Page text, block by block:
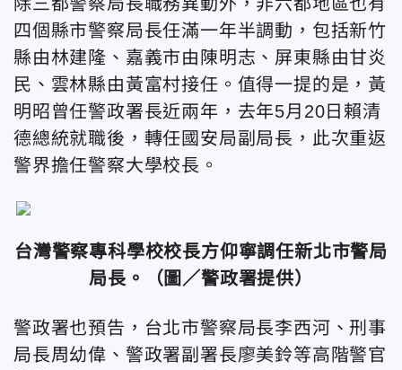
四個縣市警察局長任滿一年半調動，包括新竹
縣由林建隆、嘉義市由陳明志、屏東縣由甘炎
民、雲林縣由黃富村接任。值得一提的是，黃
明昭曾任警政署長近兩年，去年5月20日賴清
德總統就職後，轉任國安局副局長，此次重返
警界擔任警察大學校長。
台灣警察專科學校校長方仰寧調任新北市警局
局長 。 （圖／警政署提供）
警政署也預告，台北市警察局長李西河、刑事
局長周幼偉、警政署副署長廖美鈴等高階警官